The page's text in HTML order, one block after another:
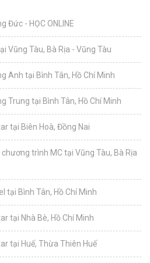
Đức - HỌC ONLINE
Vũng Tàu, Bà Rịa - Vũng Tàu
Anh tại Bình Tân, Hồ Chí Minh
Trung tại Bình Tân, Hồ Chí Minh
tại Biên Hoà, Đồng Nai
trình MC tại Vũng Tàu, Bà Rịa
tại Bình Tân, Hồ Chí Minh
tại Nhà Bè, Hồ Chí Minh
tại Huế, Thừa Thiên Huế